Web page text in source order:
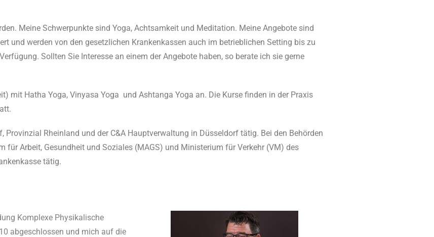
Meine Schwerpunkte sind Yoga, Achtsamkeit und Meditation. Meine Angebote sind
und werden von den gesetzlichen Krankenkassen auch im betrieblichen Setting bis zu
Sollten Sie Interesse an einem der Angebote haben, so berate ich sie gerne
mit Hatha Yoga, Vinyasa Yoga und Ashtanga Yoga an. Die Kurse finden in der Praxis
Provinzial Rheinland und der C&A Hauptverwaltung in Düsseldorf tätig. Bei den Behörden
Arbeit, Gesundheit und Soziales (MAGS) und Ministerium für Verkehr (VM) des
tätig.
Komplexe Physikalische
abgeschlossen und mich auf die